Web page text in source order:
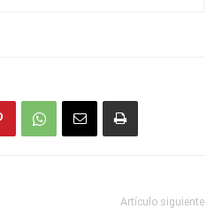
Artículo siguiente